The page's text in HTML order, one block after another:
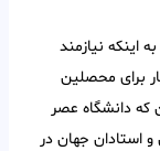
اینکه نیازمند
برای محصلین
که دانشگاه عصر
استادان جهان در